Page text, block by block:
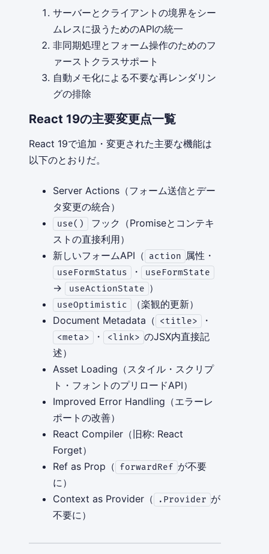
サーバーとクライアントの境界をシー
ムレスに扱うためのAPIの統一
非同期処理とフォーム操作のためのフ
ァーストクラスサポート
自動メモ化による不要な再レンダリン
グの排除
React 19の主要変更点一覧
React 19で追加・変更された主要な機能は
以下のとおりだ。
Server Actions（フォーム送信とデー
タ変更の統合）
use()
フック（Promiseとコンテキ
ストの直接利用）
新しいフォームAPI（ action 属性・
useFormStatus ・ useFormState
→ useActionState ）
useOptimistic
（楽観的更新）
Document Metadata（ <title> ・
<meta> ・ <link> のJSX内直接記
述）
Asset Loading（スタイル・スクリプ
ト・フォントのプリロードAPI）
Improved Error Handling（エラーレ
ポートの改善）
React Compiler（旧称: React
Forget）
Ref as Prop（ forwardRef が不要
に）
Context as Provider（
.Provider が
不要に）